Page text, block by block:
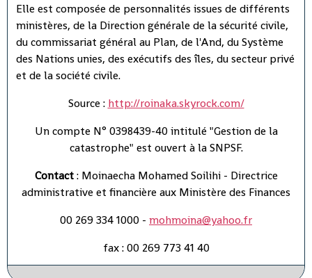
Elle est composée de personnalités issues de différents
ministères, de la Direction générale de la sécurité civile,
du commissariat général au Plan, de l'And, du Système
des Nations unies, des exécutifs des îles, du secteur privé
et de la société civile.
Source : http://roinaka.skyrock.com/
Un compte N° 0398439-40 intitulé "Gestion de la
catastrophe" est ouvert à la SNPSF.
Contact: Moinaecha Mohamed Soilihi - Directrice
administrative et financière aux Ministère des Finances
00 269 334 1000 - mohmoina@yahoo.fr
fax : 00 269 773 41 40